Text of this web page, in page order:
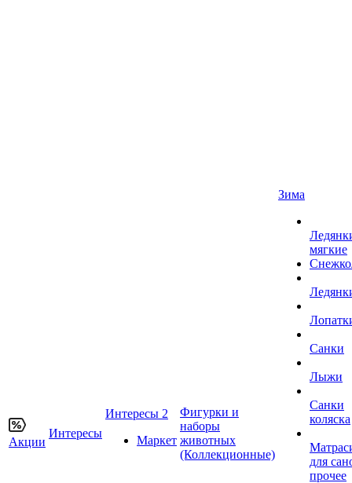
Акции
Интересы
Интересы 2
Маркет
Фигурки и
наборы
животных
(Коллекционные)
Зима
мягкие
Санки
Лыжи
Санки
коляска
для
прочее